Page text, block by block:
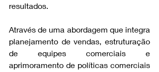
resultados.
Através de uma abordagem que integra
planejamento de vendas, estruturação
de equipes comerciais e
aprimoramento de políticas comerciais